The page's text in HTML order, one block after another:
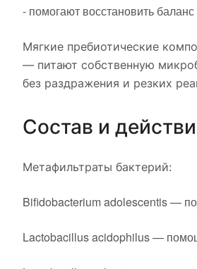
- помогают восстановить
Мягкие пребиотические
— питают собственную
без раздражения и резких
Состав и
Метафильтраты бактерий:
Bifidobacterium adolescentis —
Lactobacillus acidophilus —